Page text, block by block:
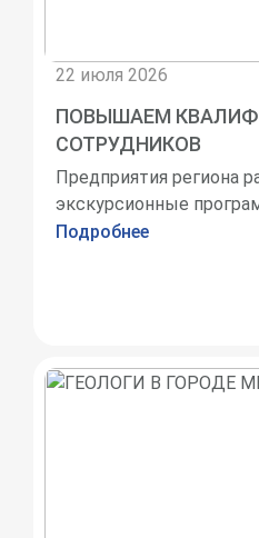
22 июля 2026
ПОВЫШАЕМ
СОТРУДНИКОВ
Предприятия региона
экскурсионные
Подробнее